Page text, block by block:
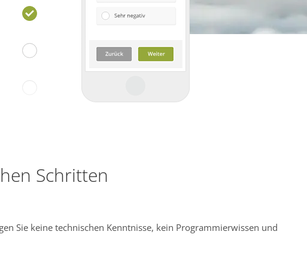
Schritten
Sie keine technischen Kenntnisse, kein Programmierwissen und